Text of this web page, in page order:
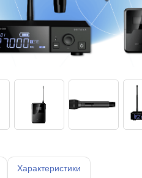
Характеристики